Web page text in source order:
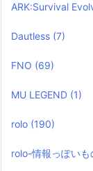
ARK:Survival
Dautless (7)
FNO (69)
MU LEGEND (1)
rolo (190)
rolo-情報っぽいも